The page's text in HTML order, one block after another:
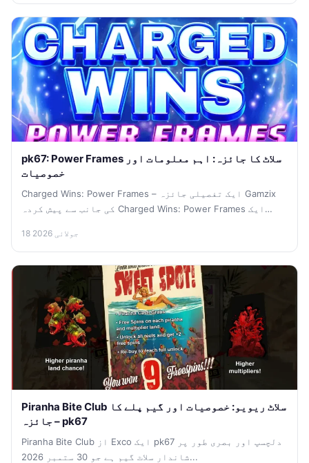
pk67: Power Frames سلاٹ کا جائزہ: اہم معلومات اور
خصوصیات
Charged Wins: Power Frames – ایک تفصیلی جائزہ Gamzix
کی جانب سے پیش کردہ Charged Wins: Power Frames ایک
18 جولائی 2026
Piranha Bite Club سلاٹ ریویو: خصوصیات اور گیم پلے کا
جائزہ – pk67
Piranha Bite Club از Exco ایک pk67 دلچسپ اور بصری طور پر
شاندار سلاٹ گیم ہے جو 30 ستمبر 2026...